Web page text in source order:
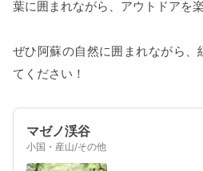
葉に囲まれながら、アウトドアを
ぜひ阿蘇の自然に囲まれながら、
てください！
マゼノ渓谷
小国・産山/その他